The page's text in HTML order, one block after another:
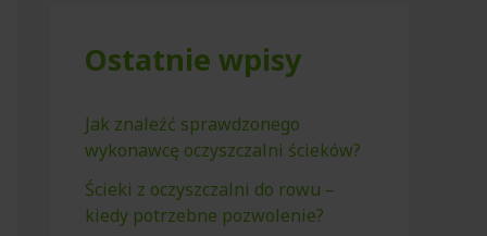
a
d
l
a
Ostatnie wpisy
Jak znaleźć sprawdzonego
wykonawcę oczyszczalni ścieków?
Ścieki z oczyszczalni do rowu –
kiedy potrzebne pozwolenie?